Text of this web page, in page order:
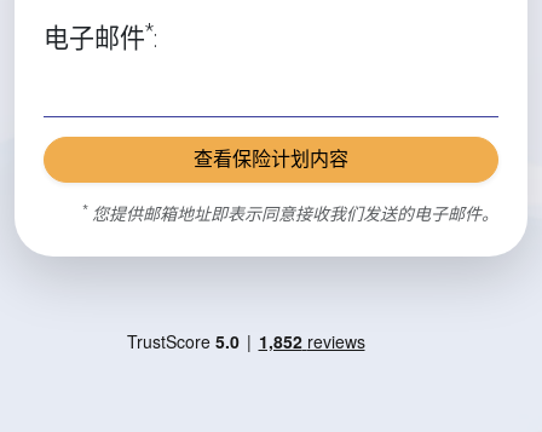
电子邮件*:
查看保险计划内容
* 您提供邮箱地址即表示同意接收我们发送的电子邮件。